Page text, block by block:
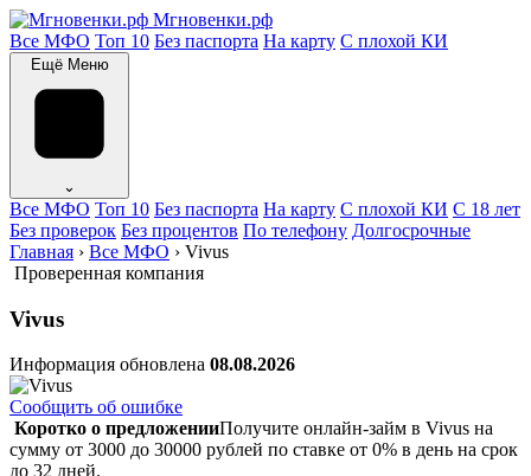
Мгновенки.рф
Все МФО Топ 10 Без паспорта На карту С плохой КИ
Ещё Меню
⌄
Все МФО Топ 10 Без паспорта На карту С плохой КИ С 18 лет
Без проверок Без процентов По телефону Долгосрочные
Главная › Все МФО › Vivus
Проверенная компания
Vivus
Информация обновлена 08.08.2026
Сообщить об ошибке
Коротко о предложенииПолучите онлайн-займ в Vivus на
сумму от 3000 до 30000 рублей по ставке от 0% в день на срок
до 32 дней.